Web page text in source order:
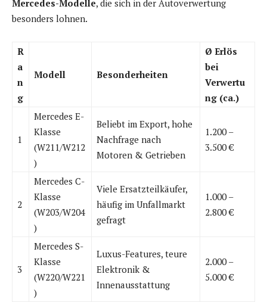
Mercedes-Modelle, die sich in der Autoverwertung
besonders lohnen.
R
a
n
g
Modell Besonderheiten
Ø Erlös
bei
Verwertu
ng (ca.)
1
Mercedes E-
Klasse
(W211/W212
)
Beliebt im Export, hohe
Nachfrage nach
Motoren & Getrieben
1.200 –
3.500 €
2
Mercedes C-
Klasse
(W203/W204
)
Viele Ersatzteilkäufer,
häufig im Unfallmarkt
gefragt
1.000 –
2.800 €
3
Mercedes S-
Klasse
(W220/W221
)
Luxus-Features, teure
Elektronik &
Innenausstattung
2.000 –
5.000 €